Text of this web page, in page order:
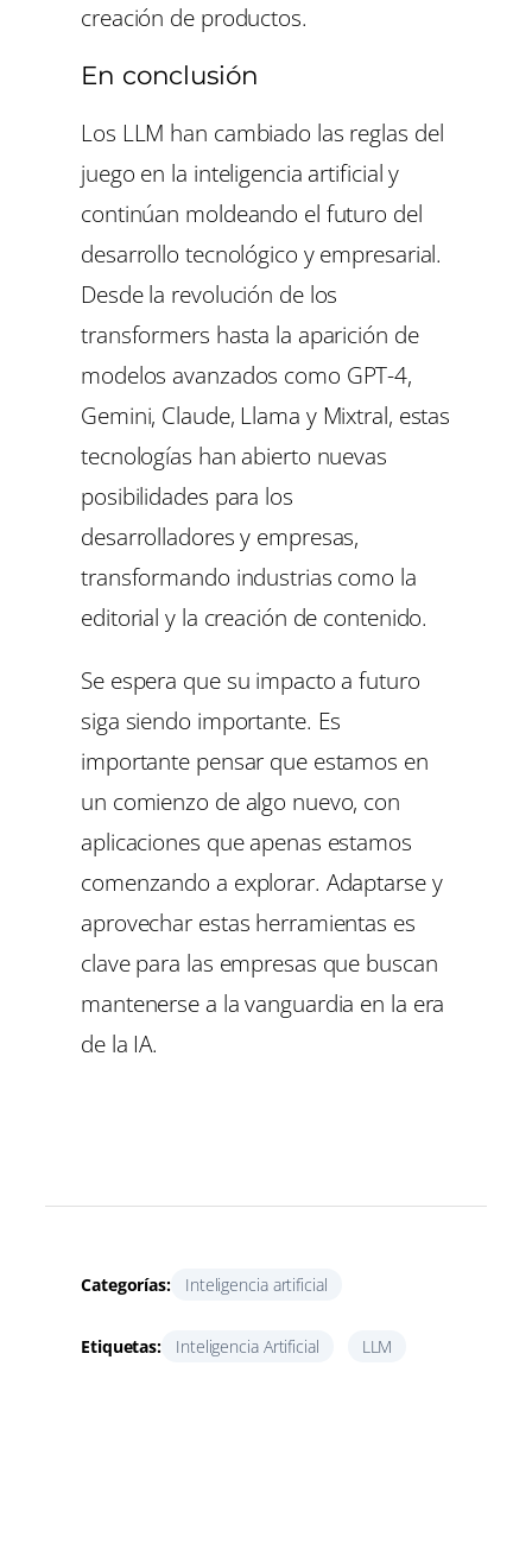
creación de productos.
En conclusión
Los LLM han cambiado las reglas del
juego en la inteligencia artificial y
continúan moldeando el futuro del
desarrollo tecnológico y empresarial.
Desde la revolución de los
transformers hasta la aparición de
modelos avanzados como GPT-4,
Gemini, Claude, Llama y Mixtral, estas
tecnologías han abierto nuevas
posibilidades para los
desarrolladores y empresas,
transformando industrias como la
editorial y la creación de contenido.
Se espera que su impacto a futuro
siga siendo importante. Es
importante pensar que estamos en
un comienzo de algo nuevo, con
aplicaciones que apenas estamos
comenzando a explorar. Adaptarse y
aprovechar estas herramientas es
clave para las empresas que buscan
mantenerse a la vanguardia en la era
de la IA.
Categorías: Inteligencia artificial
Etiquetas: Inteligencia Artificial LLM